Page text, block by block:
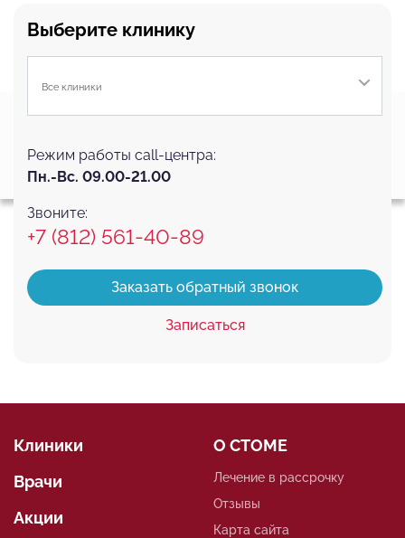
Выберите клинику
Все клиники
Режим работы call-центра:
Пн.-Вс. 09.00-21.00
Звоните:
+7 (812) 561-40-89
Заказать обратный звонок
Записаться
Клиники
Врачи
Акции
О СТОМЕ
Лечение в рассрочку
Отзывы
Карта сайта
Этот веб-сайт использует файлы cookie, чтобы вы могли максимально
Выберите настройки cookie
Минимальные
Аналитические/Функциональные
Соглашаюсь Подробнее